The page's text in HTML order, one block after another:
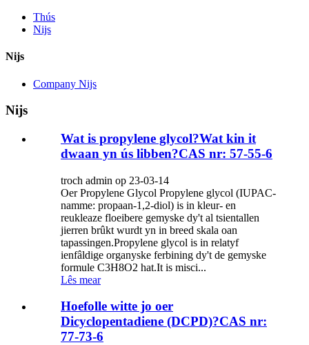
Thús
Nijs
Nijs
Company Nijs
Nijs
Wat is propylene glycol?Wat kin it
dwaan yn ús libben?CAS nr: 57-55-6
troch admin op 23-03-14
Oer Propylene Glycol Propylene glycol (IUPAC-
namme: propaan-1,2-diol) is in kleur- en
reukleaze floeibere gemyske dy't al tsientallen
jierren brûkt wurdt yn in breed skala oan
tapassingen.Propylene glycol is in relatyf
ienfâldige organyske ferbining dy't de gemyske
formule C3H8O2 hat.It is misci...
Lês mear
Hoefolle witte jo oer
Dicyclopentadiene (DCPD)?CAS nr:
77-73-6